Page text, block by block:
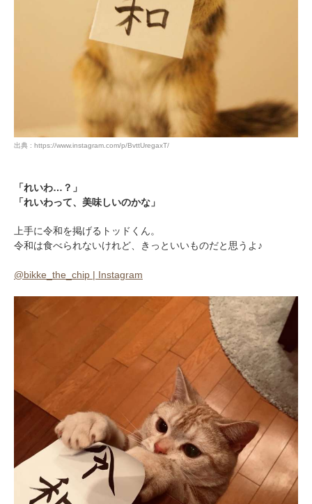
出典 : https://www.instagram.com/p/BvttUregaxT/
「れいわ…？」
「れいわって、美味しいのかな」
上手に令和を掲げるトッドくん。
令和は食べられないけれど、きっといいものだと思うよ♪
@bikke_the_chip | Instagram